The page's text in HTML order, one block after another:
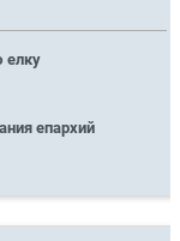
елку
епархий